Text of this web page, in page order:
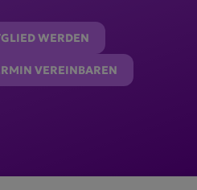
WERDEN
VEREINBAREN